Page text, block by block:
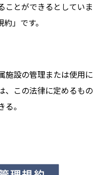
ことができるとしていま
」です。
施設の管理または使用に
、この法律に定めるもの
。